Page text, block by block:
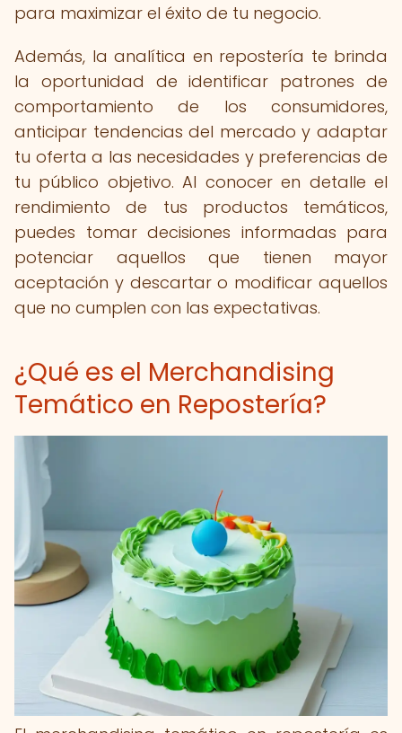
para maximizar el éxito de tu negocio.
Además, la analítica en repostería te brinda
la oportunidad de identificar patrones de
comportamiento de los consumidores,
anticipar tendencias del mercado y adaptar
tu oferta a las necesidades y preferencias de
tu público objetivo. Al conocer en detalle el
rendimiento de tus productos temáticos,
puedes tomar decisiones informadas para
potenciar aquellos que tienen mayor
aceptación y descartar o modificar aquellos
que no cumplen con las expectativas.
¿Qué es el Merchandising
Temático en Repostería?